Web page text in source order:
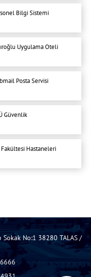
Bilgi Sistemi
Uygulama Oteli
Posta Servisi
Güvenlik
Fakültesi Hastaneleri
No:1 38280 TALAS /